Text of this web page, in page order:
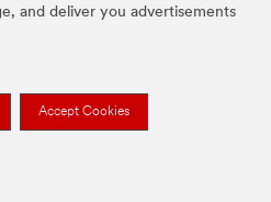
and deliver you advertisements
Accept Cookies